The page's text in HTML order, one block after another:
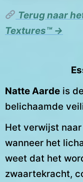
Terug naar
Textures™ →
Natte Aarde is
belichaamde
Het verwijst
wanneer het
weet dat het
zwaartekracht,